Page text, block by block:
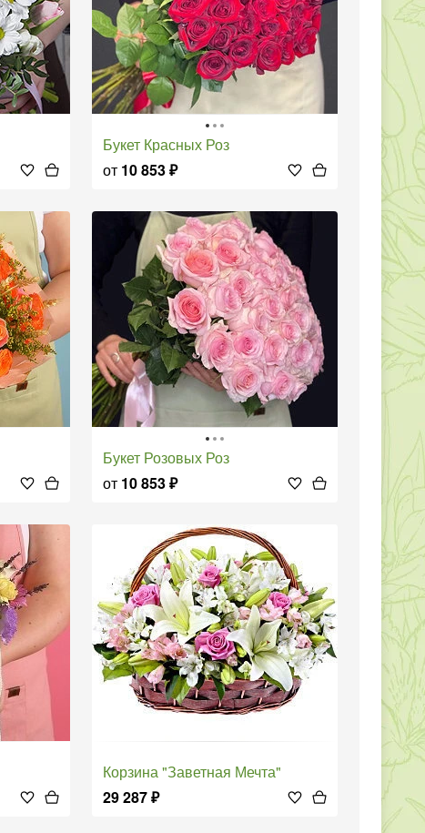
Букет Красных Роз
от 10 853₽
Букет Розовых Роз
от 10 853₽
Корзина "Заветная Мечта"
29 287₽